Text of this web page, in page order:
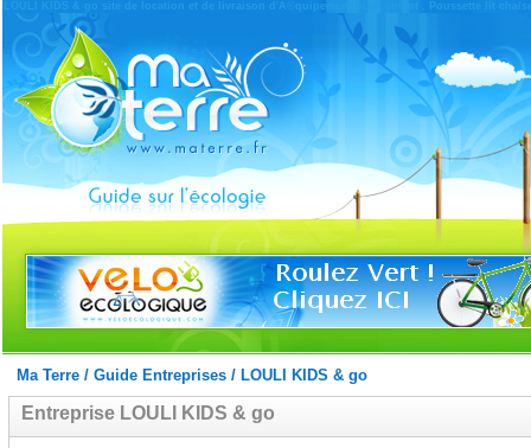
LOULI KIDS & go site de location et de livraison d'Ã©quipement pour enfant . Poussette lit
Ma Terre/ Guide Entreprises/ LOULI KIDS & go
Entreprise LOULI KIDS & go